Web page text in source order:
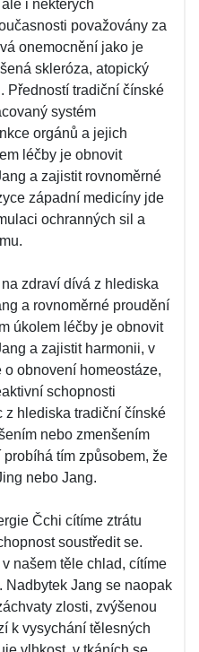
i některých
považovány za
onemocnění jako je
skleróza, atopický
Předností tradiční čínské
systém
orgánů a jejich
léčby je obnovit
a zajistit rovnoměrné
západní medicíny jde
ochranných sil a
zdraví dívá z hlediska
a rovnoměrné proudění
úkolem léčby je obnovit
a zajistit harmonii, v
obnovení homeostáze,
schopnosti
z hlediska tradiční čínské
nebo zmenšením
tím způsobem, že
nebo Jang.
Čchi cítíme ztrátu
soustředit se.
našem těle chlad, cítíme
Nadbytek Jang se naopak
zlosti, zvýšenou
k vysychání tělesných